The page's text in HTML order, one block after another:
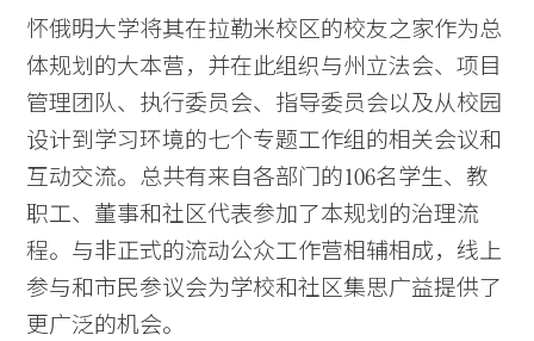
怀俄明大学将其在拉勒米校区的校友之家作为总
体规划的大本营，并在此组织与州立法会、项目
管理团队、执行委员会、指导委员会以及从校园
设计到学习环境的七个专题工作组的相关会议和
互动交流。总共有来自各部门的106名学生、教
职工、董事和社区代表参加了本规划的治理流
程。与非正式的流动公众工作营相辅相成，线上
参与和市民参议会为学校和社区集思广益提供了
更广泛的机会。